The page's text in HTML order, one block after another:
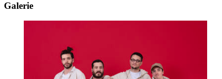
Galerie